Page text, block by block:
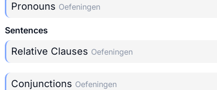
Pronouns Oefeningen
Sentences
Relative Clauses Oefeningen
Conjunctions Oefeningen